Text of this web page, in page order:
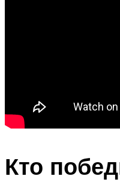
Кто